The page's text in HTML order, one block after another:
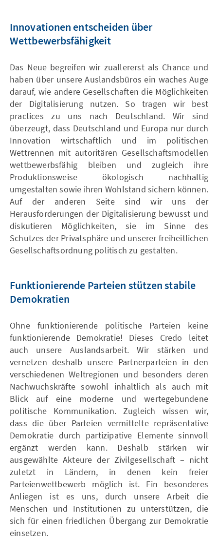
Innovationen entscheiden über
Wettbewerbsfähigkeit
Das Neue begreifen wir zuallererst als Chance und
haben über unsere Auslandsbüros ein waches Auge
darauf, wie andere Gesellschaften die Möglichkeiten
der Digitalisierung nutzen. So tragen wir best
practices zu uns nach Deutschland. Wir sind
überzeugt, dass Deutschland und Europa nur durch
Innovation wirtschaftlich und im politischen
Wettrennen mit autoritären Gesellschaftsmodellen
wettbewerbsfähig bleiben und zugleich ihre
Produktionsweise ökologisch nachhaltig
umgestalten sowie ihren Wohlstand sichern können.
Auf der anderen Seite sind wir uns der
Herausforderungen der Digitalisierung bewusst und
diskutieren Möglichkeiten, sie im Sinne des
Schutzes der Privatsphäre und unserer freiheitlichen
Gesellschaftsordnung politisch zu gestalten.
Funktionierende Parteien stützen stabile
Demokratien
Ohne funktionierende politische Parteien keine
funktionierende Demokratie! Dieses Credo leitet
auch unsere Auslandsarbeit. Wir stärken und
vernetzen deshalb unsere Partnerparteien in den
verschiedenen Weltregionen und besonders deren
Nachwuchskräfte sowohl inhaltlich als auch mit
Blick auf eine moderne und wertegebundene
politische Kommunikation. Zugleich wissen wir,
dass die über Parteien vermittelte repräsentative
Demokratie durch partizipative Elemente sinnvoll
ergänzt werden kann. Deshalb stärken wir
ausgewählte Akteure der Zivilgesellschaft – nicht
zuletzt in Ländern, in denen kein freier
Parteienwettbewerb möglich ist. Ein besonderes
Anliegen ist es uns, durch unsere Arbeit die
Menschen und Institutionen zu unterstützen, die
sich für einen friedlichen Übergang zur Demokratie
einsetzen.